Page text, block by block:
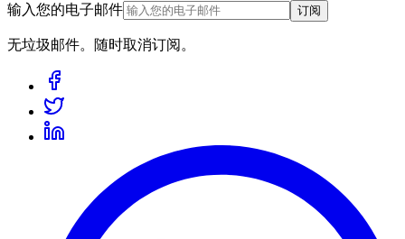
输入您的电子邮件 订阅
无垃圾邮件。随时取消订阅。